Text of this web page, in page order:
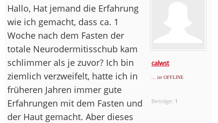
calwst
... ist OFFLINE
Beiträge: 1
Hallo, Hat jemand die Erfahrung
wie ich gemacht, dass ca. 1
Woche nach dem Fasten der
totale Neurodermitisschub kam
schlimmer als je zuvor? Ich bin
ziemlich verzweifelt, hatte ich in
früheren Jahren immer gute
Erfahrungen mit dem Fasten und
der Haut gemacht. Aber dieses